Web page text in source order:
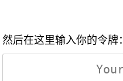
然后在这里输入你的令牌：